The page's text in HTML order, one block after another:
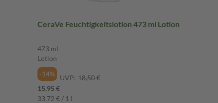
CeraVe Feuchtigkeitslotion 473 ml Lotion
473 ml
Lotion
-14%
UVP: 18,50 €
15,95 €
33,72 € / 1 l